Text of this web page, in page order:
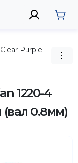
Purple
1220-4
(вал 0.8мм)